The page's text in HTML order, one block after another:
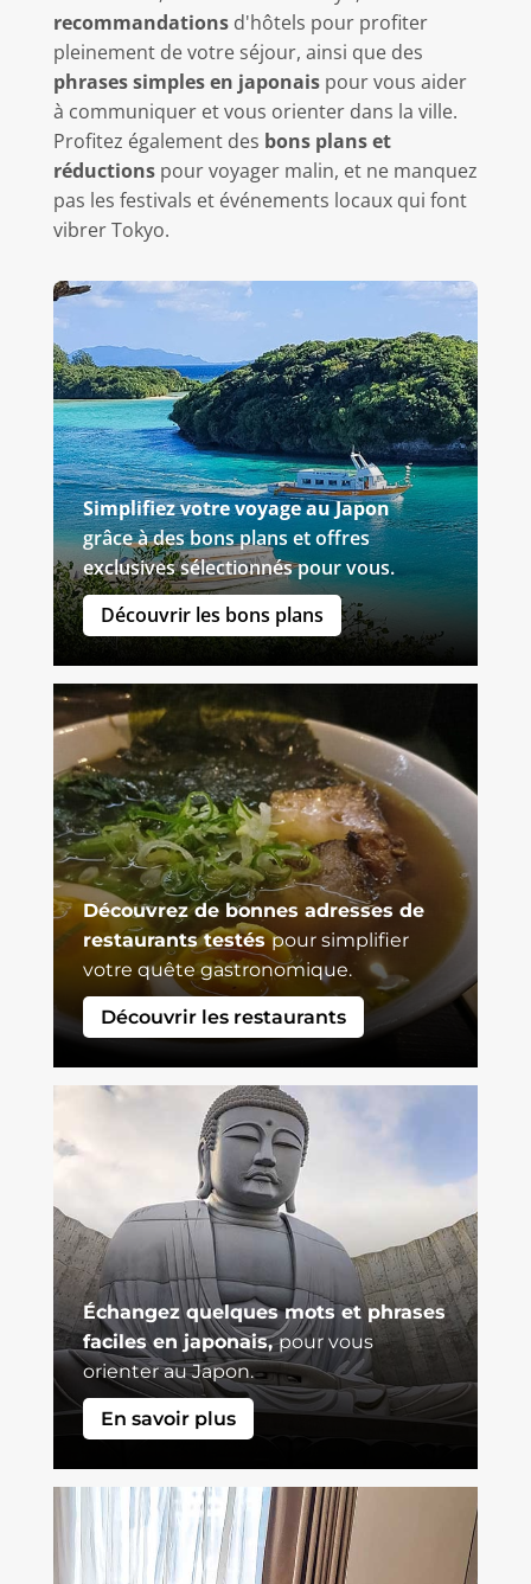
recommandationsd'hôtels pour profiter
pleinement de votre séjour, ainsi que des
phrases simples en japonaispour vous aider
à communiquer et vous orienter dans la ville.
Profitez également des bons plans et
réductionspour voyager malin, et ne manquez
pas les festivals et événements locaux qui font
vibrer Tokyo.
Simplifiez votre voyage au Japon
grâce à des bons plans et offres
exclusives sélectionnés pour vous.
Découvrir les bons plans
Découvrez de bonnes adresses de
restaurants testéspour simplifier
votre quête gastronomique.
Découvrir les restaurants
Échangez quelques mots et phrases
faciles en japonais,pour vous
orienter au Japon.
En savoir plus